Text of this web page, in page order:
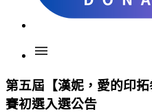
menu
第五屆【漢妮，愛的印
賽初選入選公告